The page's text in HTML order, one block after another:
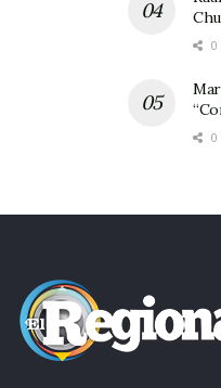
acciones que se
presidente
0
0